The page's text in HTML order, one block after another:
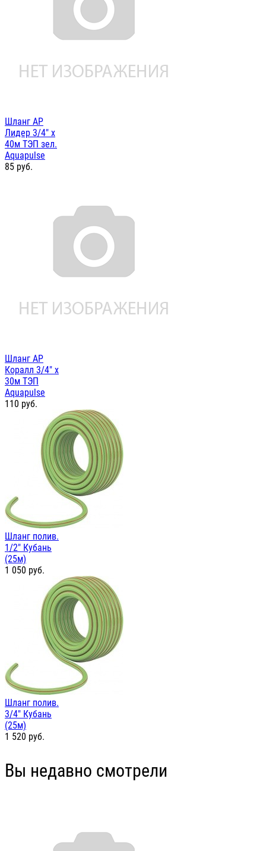
Шланг AP
Лидер 3/4" х
40м ТЭП зел.
Aquapulse
85 руб.
Шланг AP
Коралл 3/4" х
30м ТЭП
Aquapulse
110 руб.
Шланг полив.
1/2" Кубань
(25м)
1 050 руб.
Шланг полив.
3/4" Кубань
(25м)
1 520 руб.
Вы недавно смотрели